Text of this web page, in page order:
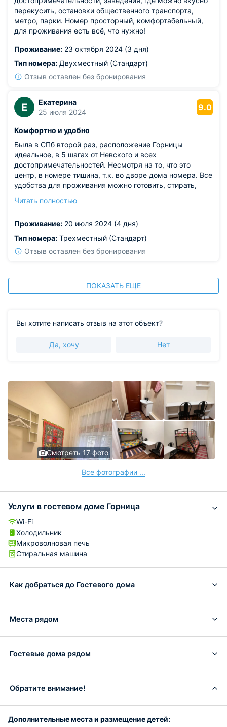
перекусить, остановки общественного транспорта,
метро, парки. Номер просторный, комфортабельный,
для проживания есть всё, что нужно!
Проживание: 23 октября 2024 (3 дня)
Тип номера: Двухместный (Стандарт)
Отзыв оставлен без бронирования
Е
Екатерина
25 июля 2024
9.0
Комфортно и удобно
Была в СПб второй раз, расположение Горницы
идеальное, в 5 шагах от Невского и всех
достопримечательностей. Несмотря на то, что это
центр, в номере тишина, т.к. во дворе дома номера. Все
удобства для проживания можно готовить, стирать,
Из недостатков: на второй день был рой комаров, как в
Читать полностью
Проживание: 20 июля 2024 (4 дня)
Тип номера: Трехместный (Стандарт)
Отзыв оставлен без бронирования
ПОКАЗАТЬ ЕЩЕ
Вы хотите написать отзыв на этот объект?
Да, хочу Нет
Смотреть 17 фото
Все фотографии ...
Услуги в гостевом доме Горница
Wi-Fi
Холодильник
Микроволновая печь
Стиральная машина
Как добраться до Гостевого дома
Места рядом
Гостевые дома рядом
Обратите внимание!
Дополнительные места и размещение детей: